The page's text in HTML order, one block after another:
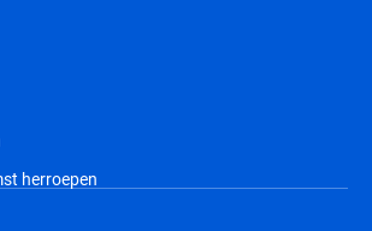
herroepen